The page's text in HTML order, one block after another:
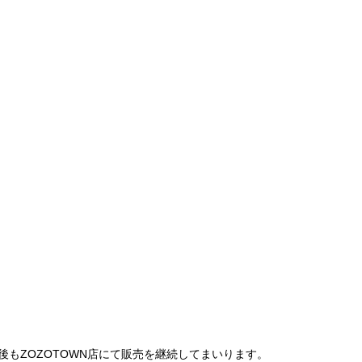
ZOZOTOWN店にて販売を継続してまいります。